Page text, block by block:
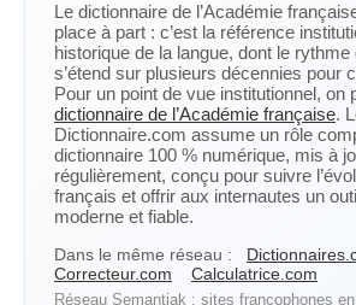
Le dictionnaire de l’Académie
place à part : c’est la référence
historique de la langue, dont le
s’étend sur plusieurs décennies pour
Pour un point de vue institutionnel, on
dictionnaire de l’Académie française.
Dictionnaire.com assume un rôle
dictionnaire 100 % numérique, mis à
régulièrement, conçu pour suivre
français et offrir aux internautes un
moderne et fiable.
Dans le même réseau :
Correcteur.com
Calculatrice.com
Réseau Semantiak : sites francophones